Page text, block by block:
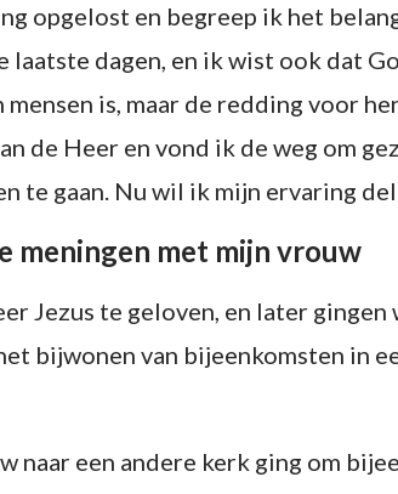
opgelost en begreep ik het
dagen, en ik wist ook dat
is, maar de redding voor
de Heer en vond ik de weg om
te gaan. Nu wil ik mijn ervaring
meningen met mijn vrouw
Jezus te geloven, en later gingen
bijwonen van bijeenkomsten in
een andere kerk ging om